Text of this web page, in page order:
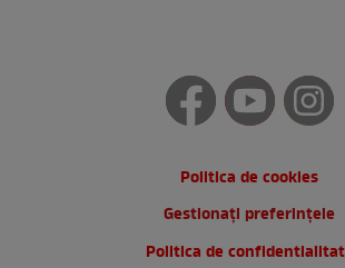
Politica de cookies
Gestionați preferințele
Politica de